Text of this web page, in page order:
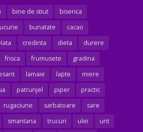
bine de stiut
biserica
bunatate
cacao
credinta dieta
durere
frisca frumusete
gradina
lamaie lapte
miere
patrunjel piper
practic
rugaciune sarbatoare
sare
smantana trucuri ulei
unt